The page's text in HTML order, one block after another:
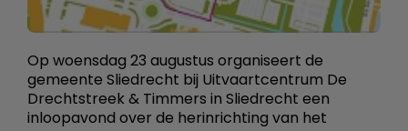
Op woensdag 23 augustus organiseert de
gemeente Sliedrecht bij Uitvaartcentrum De
Drechtstreek & Timmers in Sliedrecht een
inloopavond over de herinrichting van het